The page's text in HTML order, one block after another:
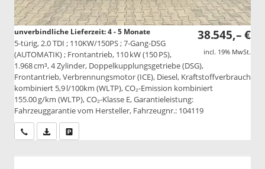
38.545,– €
incl. 19% MwSt.
unverbindliche Lieferzeit: 4 - 5 Monate
5-türig, 2.0 TDI ; 110KW/150PS ; 7-Gang-DSG
(AUTOMATIK) ; Frontantrieb, 110 kW (150 PS),
1.968 cm³, 4 Zylinder, Doppelkupplungsgetriebe (DSG),
Frontantrieb, Verbrennungsmotor (ICE), Diesel, Kraftstoffverbrauch
kombiniert 5,9 l/100km (WLTP), CO₂-Emission kombiniert
155.00 g/km (WLTP), CO₂-Klasse E, Garantieleistung:
Fahrzeuggarantie vom Hersteller, Fahrzeugnr.: 104119
Wir rufen Sie anPDF-Datei, Fahrzeugexposé drucken